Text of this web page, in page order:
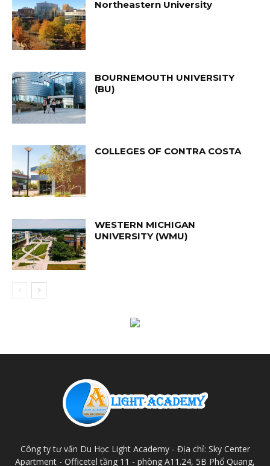
Northeastern University
BOURNEMOUTH UNIVERSITY
(BU)
COLLEGES OF CONTRA COSTA
WESTERN MICHIGAN
UNIVERSITY (WMU)
Công ty tư vấn Du Học Light Academy - Địa chỉ: Sky Center
Apartment - Officetel tầng 11 - phòng A11.24, 5B Phổ Quang,